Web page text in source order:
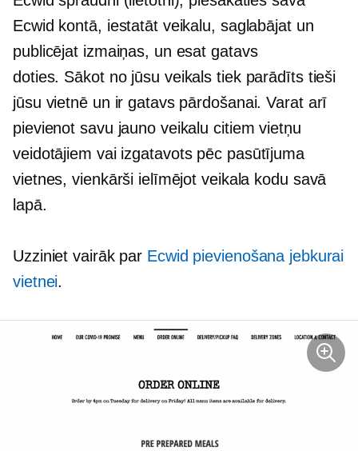
Ecwid kontā, iestatāt veikalu, saglabājat un
publicējat izmaiņas, un esat gatavs
doties. Sākot nojūsu veikals tiek parādīts tieši
jūsu vietnē un ir gatavs pārdošanai. Varat arī
pievienot savu jauno veikalu citiem vietņu
veidotājiem vai izgatavots pēc pasūtījuma
vietnes, vienkārši ielīmējot veikala kodu savā
lapā.
Uzziniet vairāk par Ecwid pievienošana jebkurai
vietnei.